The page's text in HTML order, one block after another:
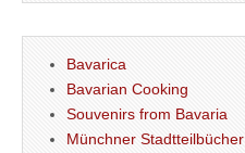
Bavarica
Bavarian Cooking
Souvenirs from Bavaria
Münchner Stadtteilbücher